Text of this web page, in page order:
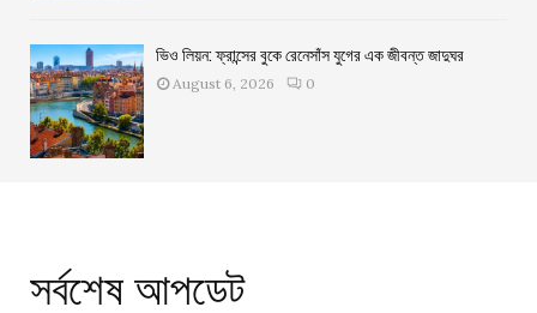
ভিও লিয়ন: ফ্রান্সের বুকে রেনেসাঁস যুগের এক জীবন্ত জাদুঘর
August 6, 2026 0
সর্বশেষ আপডেট